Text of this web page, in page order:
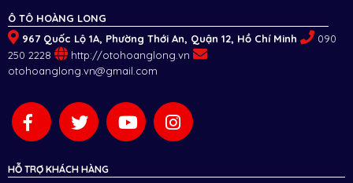
Ô TÔ HOÀNG LONG
967 Quốc Lộ 1A, Phường Thới An, Quận 12, Hồ Chí Minh
090
250 2228
http://otohoanglong.vn
otohoanglong.vn@gmail.com
HỖ TRỢ KHÁCH HÀNG